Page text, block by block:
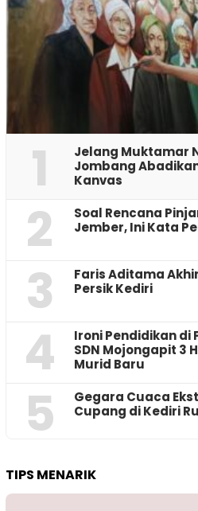
1
Jelang Muktamar
Jombang
Kanvas
2
‎Soal Rencana
Jember, Ini Kata
3
Faris Aditama
Persik Kediri
4
Ironi Pendidikan di
SDN Mojongapit 3
Murid Baru
5
‎Gegara Cuaca
Cupang di Kediri
TIPS MENARIK